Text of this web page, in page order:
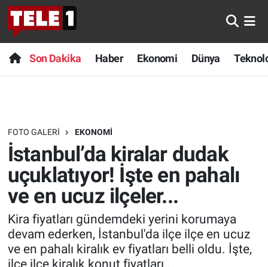
Son Dakika Haber Ekonomi Dünya
FOTO GALERI EKONOMI
İstanbul’da kiralar dudak
uçuklatıyor! İşte en pahalı
ve en ucuz ilçeler...
Kira fiyatları gündemdeki yerini korumaya
devam ederken, İstanbul'da ilçe ilçe en ucuz
ve en pahalı kiralık ev fiyatları belli oldu. İşte,
ilçe ilçe kiralık konut fiyatları...
Anında Manşet
Başka Sohbetler
Bilim turu
Bilim ve Teknoloji Evreni
Doğa Konuşuyor
Dünya
Ege Saati
Son Dakika
Haber
Dünya
Teknoloji
Sağlık
Spor
Yayın Akışı
Nöbetçi Eczaneler
Hava Durumu
Trafik Durumu
Süper Lig Puan Durumu ve Fikstür
Tüm Manşetler
Son Dakika Haberleri
Haber Arşivi